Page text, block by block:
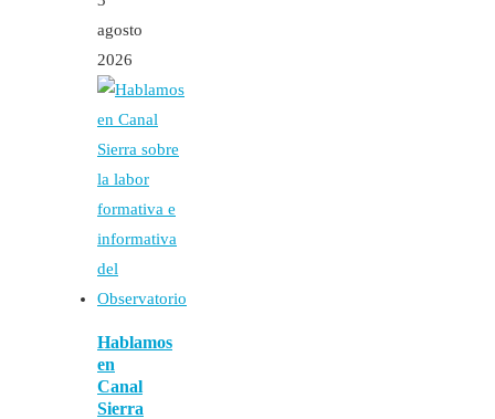
agosto
2026
Hablamos
en
Canal
Sierra